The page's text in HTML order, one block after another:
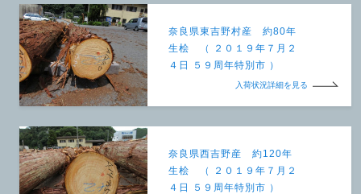
奈良県東吉野村産 約80年
生桧 （ ２０１９年７月２
４日 ５９周年特別市 ）
入荷状況詳細を見る
奈良県西吉野産 約120年
生桧 （ ２０１９年７月２
４日 ５９周年特別市 ）